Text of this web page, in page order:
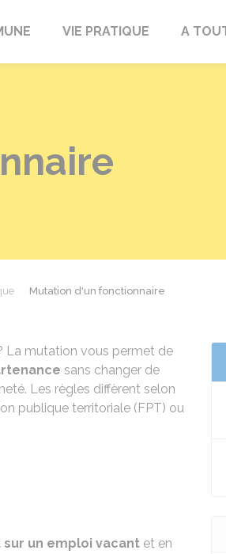
VIE PRATIQUE A
Mutation d'un fonctionnaire
La mutation vous permet de
sans changer de
Les règles diffèrent selon
publique territoriale (FPT) ou
un emploi vacant et en